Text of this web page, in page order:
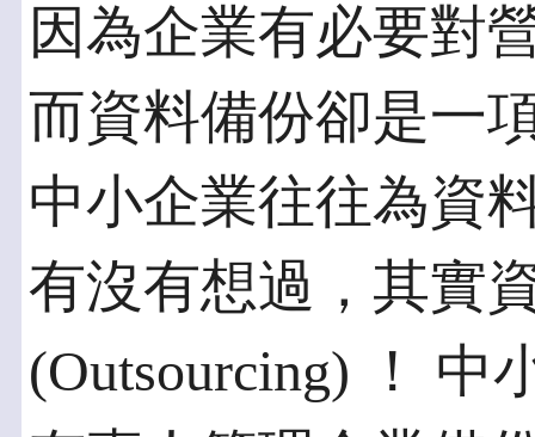
因為企業有必要對
而資料備份卻是一
中小企業往往為資
有沒有想過，其實
(Outsourcing) ！ 中